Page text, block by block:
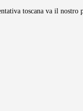
toscana va il nostro